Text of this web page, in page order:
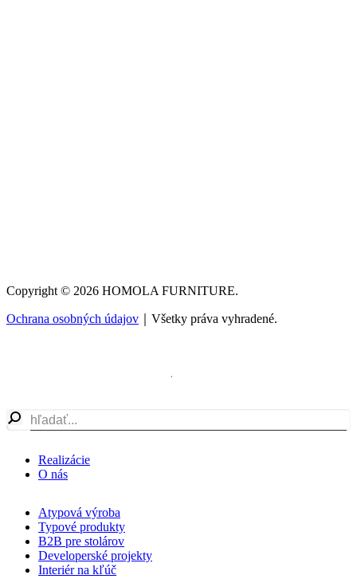
Copyright © 2026 HOMOLA FURNITURE.
Ochrana osobných údajov ｜Všetky práva vyhradené.
Realizácie
O nás
Atypová výroba
Typové produkty
B2B pre stolárov
Developerské projekty
Interiér na kľúč